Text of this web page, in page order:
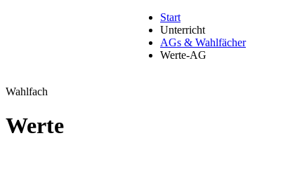
Start
Unterricht
AGs & Wahlfächer
Werte-AG
Wahlfach
Werte